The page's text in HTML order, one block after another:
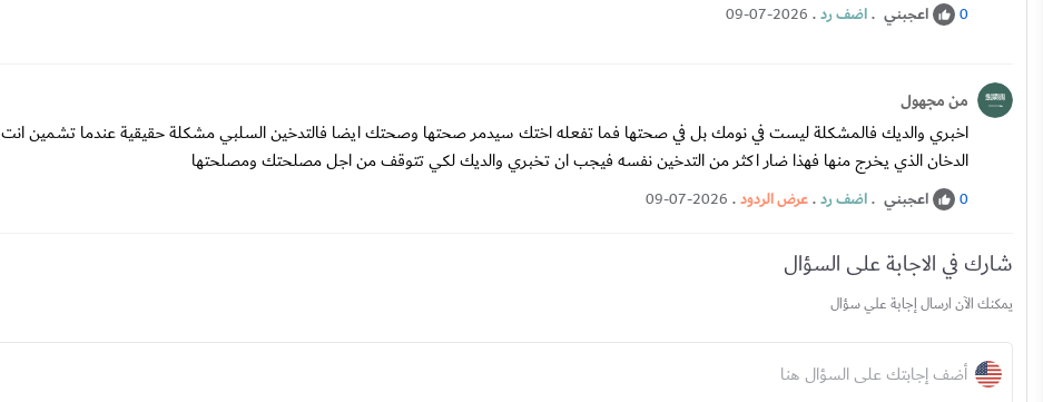
0 اعجبني .اضف رد.
09-07-2026
من مجهول
اخبري والديك فالمشكلة ليست في نومك بل في صحتها فما تفعله اختك سيدمر صحتها وصحتك ايضا فالتدخين السلبي مشكلة حقيقية عندما تشمين انت
الدخان الذي يخرج منها فهذا ضار اكثر من التدخين نفسه فيجب ان تخبري والديك لكي تتوقف من اجل مصلحتك ومصلحتها
0 اعجبني .اضف رد.عرض الردود.
09-07-2026
شارك في الاجابة على السؤال
يمكنك الآن ارسال إجابة علي سؤال
أضف إجابتك على السؤال هنا